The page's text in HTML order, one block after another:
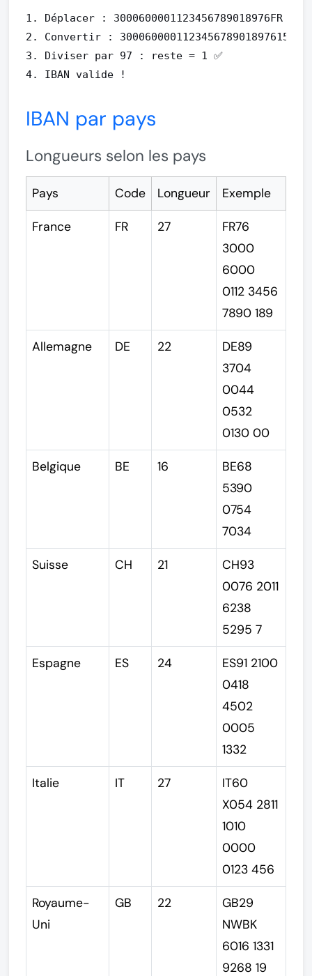
1. Déplacer : 3000600001123456789018976FR
2. Convertir : 300060000112345678901897615 27
3. Diviser par 97 : reste = 1 ✅
4. IBAN valide !
IBAN par pays
Longueurs selon les pays
Pays Code Longueur Exemple
France FR 27
FR76
3000
6000
0112 3456
7890 189
Allemagne DE 22
DE89
3704
0044
0532
0130 00
Belgique BE 16
BE68
5390
0754
7034
Suisse CH 21
CH93
0076 2011
6238
5295 7
Espagne ES 24
ES91 2100
0418
4502
0005
1332
Italie IT 27
IT60
X054 2811
1010
0000
0123 456
Royaume-
Uni
GB 22
GB29
NWBK
6016 1331
9268 19